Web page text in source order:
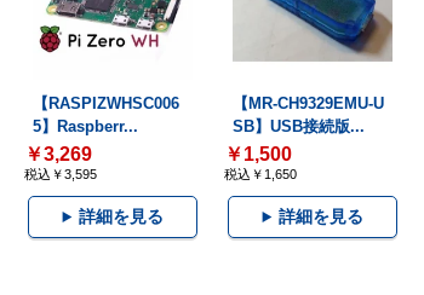
【RASPIZWHSC006
5】Raspberr...
￥3,269
税込￥3,595
詳細を見る
【MR-CH9329EMU-U
SB】USB接続版...
￥1,500
税込￥1,650
詳細を見る